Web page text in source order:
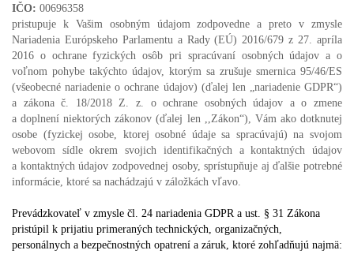
IČO: 00696358
pristupuje k Vašim osobným údajom zodpovedne a preto v zmysle
Nariadenia Európskeho Parlamentu a Rady (EÚ) 2016/679 z 27. apríla
2016 o ochrane fyzických osôb pri spracúvaní osobných údajov a o
voľnom pohybe takýchto údajov, ktorým sa zrušuje smernica 95/46/ES
(všeobecné nariadenie o ochrane údajov) (ďalej len „nariadenie GDPR“)
a zákona č. 18/2018 Z. z. o ochrane osobných údajov a o zmene
a doplnení niektorých zákonov (ďalej len ,,Zákon“), Vám ako dotknutej
osobe (fyzickej osobe, ktorej osobné údaje sa spracúvajú) na svojom
webovom sídle okrem svojich identifikačných a kontaktných údajov
a kontaktných údajov zodpovednej osoby, sprístupňuje aj ďalšie potrebné
informácie, ktoré sa nachádzajú v záložkách vľavo.
Prevádzkovateľ v zmysle čl. 24 nariadenia GDPR a ust. § 31 Zákona
pristúpil k prijatiu primeraných technických, organizačných,
personálnych a bezpečnostných opatrení a záruk, ktoré zohľadňujú najmä: